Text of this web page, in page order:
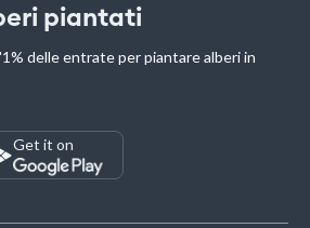
piantati
delle entrate per piantare alberi in
Get it on